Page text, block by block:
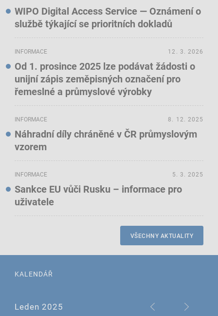
WIPO Digital Access Service — Oznámení o
službě týkající se prioritních dokladů
INFORMACE
Od 1. prosince 2025 lze podávat žádosti o
unijní zápis zeměpisných označení pro
řemeslné a průmyslové výrobky
12. 3. 2026
INFORMACE
Náhradní díly chráněné v ČR průmyslovým
vzorem
8. 12. 2025
INFORMACE
Sankce EU vůči Rusku – informace pro
uživatele
5. 3. 2025
VŠECHNY AKTUALITY
KALENDÁŘ
Leden 2025